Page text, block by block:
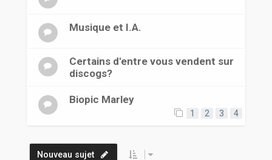
Musique et I.A.
Certains d'entre vous vendent sur
discogs?
Biopic Marley
1 2 3 4
Nouveau sujet